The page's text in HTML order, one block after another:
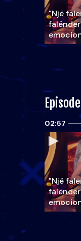
"Një
Episode
02:57
"Një